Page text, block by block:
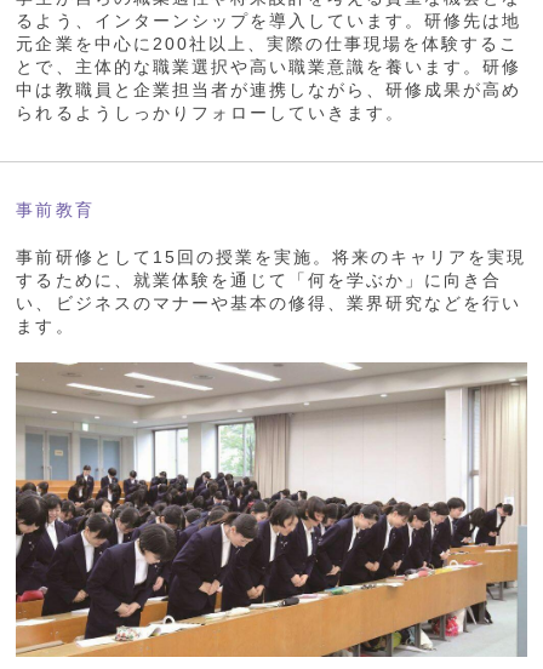
るよう、インターンシップを導入しています。研修先は地
元企業を中心に200社以上、実際の仕事現場を体験するこ
とで、主体的な職業選択や高い職業意識を養います。研修
中は教職員と企業担当者が連携しながら、研修成果が高め
られるようしっかりフォローしていきます。
事前教育
事前研修として15回の授業を実施。将来のキャリアを実現
するために、就業体験を通じて「何を学ぶか」に向き合
い、ビジネスのマナーや基本の修得、業界研究などを行い
ます。